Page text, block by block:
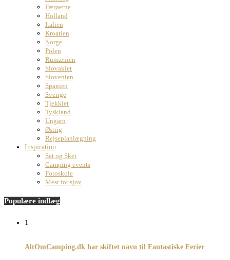
Færøerne
Holland
Italien
Kroatien
Norge
Polen
Rumænien
Slovakiet
Slovenien
Spanien
Sverige
Tjekkiet
Tyskland
Ungarn
Østrig
Rejseplanlægning
Inspiration
Set og Sket
Camping events
Fotoskole
Mest for sjov
Populære indlæg
1
AltOmCamping.dk har skiftet navn til Fantastiske Ferier